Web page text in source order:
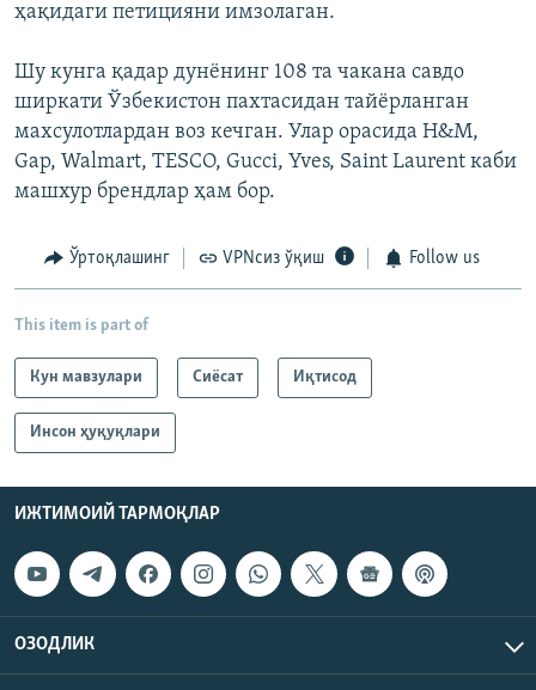
ҳақидаги петицияни имзолаган.
Шу кунга қадар дунёнинг 108 та чакана савдо
ширкати Ўзбекистон пахтасидан тайёрланган
махсулотлардан воз кечган. Улар орасида H&M,
Gap, Walmart, TESCO, Gucci, Yves, Saint Laurent каби
машхур брендлар ҳам бор.
Ўртоқлашинг VPNсиз ўқиш Follow us
This item is part of
Кун мавзулари Сиёсат Иқтисод
Инсон ҳуқуқлари
ИЖТИМОИЙ ТАРМОҚЛАР
ОЗОДЛИК